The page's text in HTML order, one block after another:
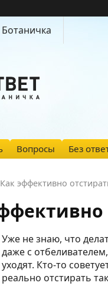
Ботаничка
Вопросы Без
Как эффективно
Уже не знаю, что
даже с
уходят. Кто-то
реально отстирать